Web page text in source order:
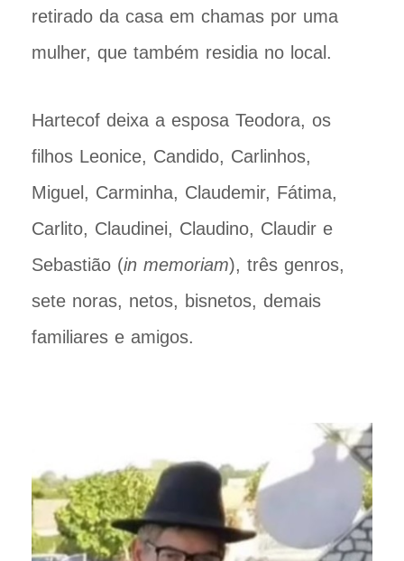
retirado da casa em chamas por uma
mulher, que também residia no local.
Hartecof deixa a esposa Teodora, os
filhos Leonice, Candido, Carlinhos,
Miguel, Carminha, Claudemir, Fátima,
Carlito, Claudinei, Claudino, Claudir e
Sebastião (in memoriam), três genros,
sete noras, netos, bisnetos, demais
familiares e amigos.